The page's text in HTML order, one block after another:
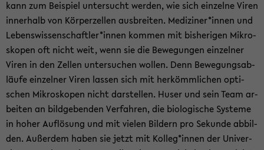
kann zum Bei­spiel un­ter­sucht wer­den, wie sich ein­zel­ne Viren
in­ner­halb von Kör­per­zel­len aus­brei­ten. Me­di­zi­ner*innen und
Le­bens­wis­sen­schaft­ler*innen kom­men mit bis­he­ri­gen Mi­kro­
sko­pen oft nicht weit, wenn sie die Be­we­gun­gen ein­zel­ner
Viren in den Zel­len un­ter­su­chen wol­len. Denn Be­we­gungs­ab­
läu­fe ein­zel­ner Viren las­sen sich mit her­kömm­li­chen op­ti­
schen Mi­kro­sko­pen nicht dar­stel­len. Huser und sein Team ar­
bei­ten an bild­ge­ben­den Ver­fah­ren, die bio­lo­gi­sche Sys­te­me
in hoher Auf­lö­sung und mit vie­len Bil­dern pro Se­kun­de ab­bil­
den. Au­ßer­dem haben sie jetzt mit Kol­leg*innen der Uni­ver­